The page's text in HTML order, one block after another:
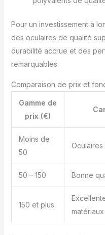
Pour un investissement à
des oculaires de qualité
durabilité accrue et des
remarquables.
Comparaison de prix et
Gamme de
prix (€)
Moins de
50
50 – 150 Bonne
150 et plus